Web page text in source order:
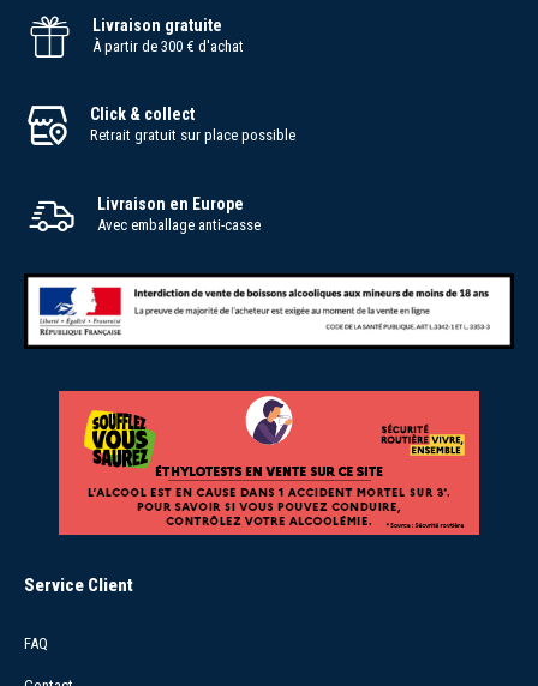
Livraison gratuite
À partir de 300 € d'achat
Click & collect
Retrait gratuit sur place possible
Livraison en Europe
Avec emballage anti-casse
Service Client
FAQ